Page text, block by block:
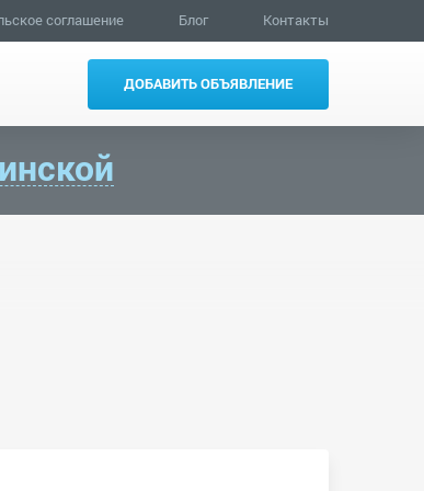
соглашение Блог Контакты
ДОБАВИТЬ ОБЪЯВЛЕНИЕ